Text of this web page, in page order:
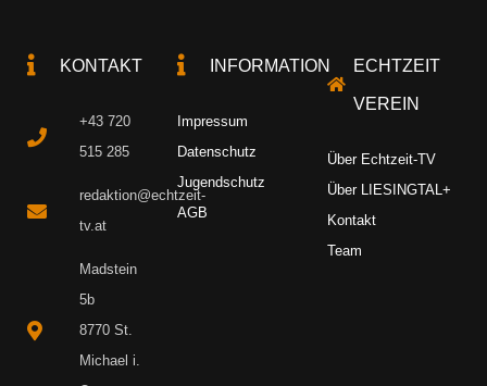
KONTAKT
+43 720
515 285
redaktion@echtzeit-
tv.at
Madstein
5b
8770 St.
Michael i.
INFORMATION
Impressum
Datenschutz
Jugendschutz
AGB
ECHTZEIT
VEREIN
Über Echtzeit-TV
Über LIESINGTAL+
Kontakt
Team